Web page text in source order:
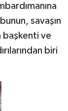
savaşın
başkenti ve
biri